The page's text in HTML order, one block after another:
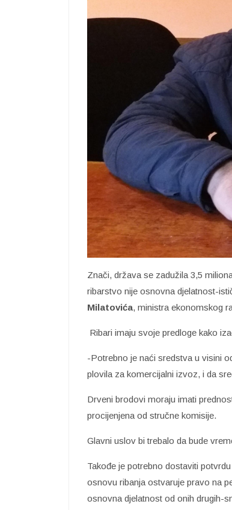
Znači, država se zadužila 3,5
ribarstvo nije osnovna djelatnost-
Milatovića, ministra ekonomskog
Ribari imaju svoje predloge kako
-Potrebno je naći sredstva u visini
plovila za komercijalni izvoz, i da
Drveni brodovi moraju imati
procijenjena od stručne komisije.
Glavni uslov bi trebalo da bude
Takođe je potrebno dostaviti
osnovu ribanja ostvaruje pravo na
osnovna djelatnost od onih drugih-